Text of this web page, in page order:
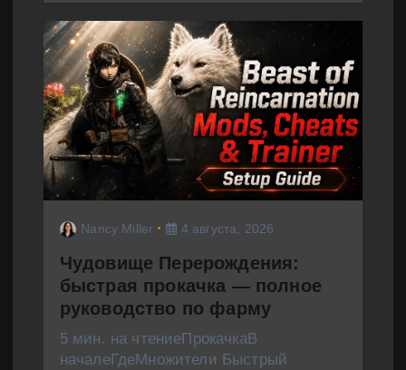
Nancy Miller 4 августа, 2026
Чудовище Перерождения:
быстрая прокачка — полное
руководство по фарму
5 мин. на чтениеПрокачкаВ
началеГдеМножители Быстрый